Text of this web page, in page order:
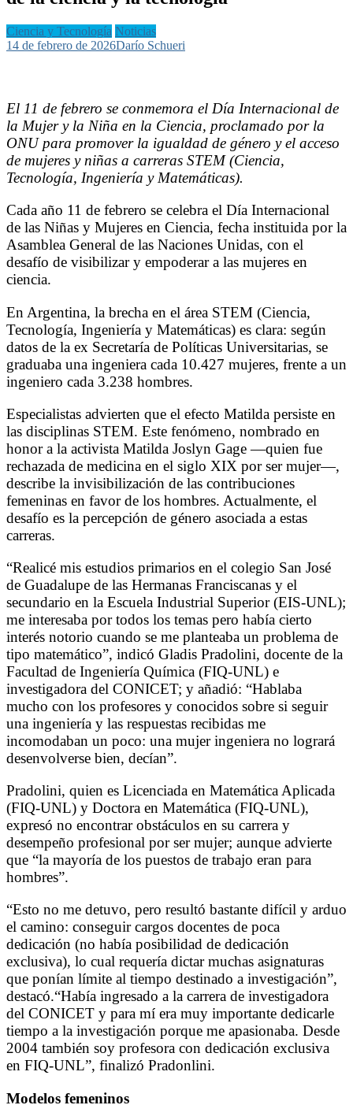
Ciencia y Tecnología Noticias
14 de febrero de 2026Darío Schueri
El 11 de febrero se conmemora el Día Internacional de
la Mujer y la Niña en la Ciencia, proclamado por la
ONU para promover la igualdad de género y el acceso
de mujeres y niñas a carreras STEM (Ciencia,
Tecnología, Ingeniería y Matemáticas).
Cada año 11 de febrero se celebra el Día Internacional
de las Niñas y Mujeres en Ciencia, fecha instituida por la
Asamblea General de las Naciones Unidas, con el
desafío de visibilizar y empoderar a las mujeres en
ciencia.
En Argentina, la brecha en el área STEM (Ciencia,
Tecnología, Ingeniería y Matemáticas) es clara: según
datos de la ex Secretaría de Políticas Universitarias, se
graduaba una ingeniera cada 10.427 mujeres, frente a un
ingeniero cada 3.238 hombres.
Especialistas advierten que el efecto Matilda persiste en
las disciplinas STEM. Este fenómeno, nombrado en
honor a la activista Matilda Joslyn Gage —quien fue
rechazada de medicina en el siglo XIX por ser mujer—,
describe la invisibilización de las contribuciones
femeninas en favor de los hombres. Actualmente, el
desafío es la percepción de género asociada a estas
carreras.
“Realicé mis estudios primarios en el colegio San José
de Guadalupe de las Hermanas Franciscanas y el
secundario en la Escuela Industrial Superior (EIS-UNL);
me interesaba por todos los temas pero había cierto
interés notorio cuando se me planteaba un problema de
tipo matemático”, indicó Gladis Pradolini, docente de la
Facultad de Ingeniería Química (FIQ-UNL) e
investigadora del CONICET; y añadió: “Hablaba
mucho con los profesores y conocidos sobre si seguir
una ingeniería y las respuestas recibidas me
incomodaban un poco: una mujer ingeniera no logrará
desenvolverse bien, decían”.
Pradolini, quien es Licenciada en Matemática Aplicada
(FIQ-UNL) y Doctora en Matemática (FIQ-UNL),
expresó no encontrar obstáculos en su carrera y
desempeño profesional por ser mujer; aunque advierte
que “la mayoría de los puestos de trabajo eran para
hombres”.
“Esto no me detuvo, pero resultó bastante difícil y arduo
el camino: conseguir cargos docentes de poca
dedicación (no había posibilidad de dedicación
exclusiva), lo cual requería dictar muchas asignaturas
que ponían límite al tiempo destinado a investigación”,
destacó.“Había ingresado a la carrera de investigadora
del CONICET y para mí era muy importante dedicarle
tiempo a la investigación porque me apasionaba. Desde
2004 también soy profesora con dedicación exclusiva
en FIQ-UNL”, finalizó Pradonlini.
Modelos femeninos